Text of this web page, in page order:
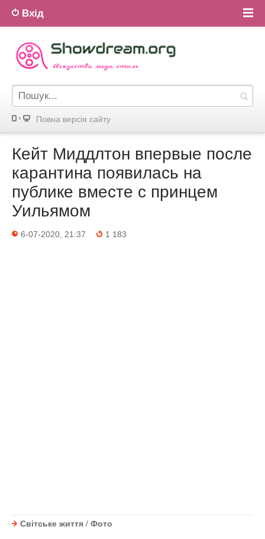
Вхід
Повна версiя сайту
Кейт Миддлтон впервые после
карантина появилась на
публике вместе с принцем
Уильямом
6-07-2020, 21:37 1 183
Світське життя / Фото